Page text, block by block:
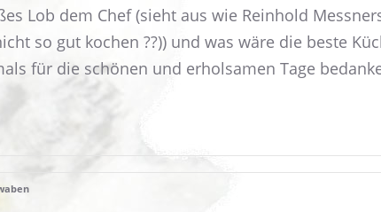
Lob dem Chef (sieht aus wie Reinhold
so gut kochen ?‍?)) und was wäre die beste
für die schönen und erholsamen Tage